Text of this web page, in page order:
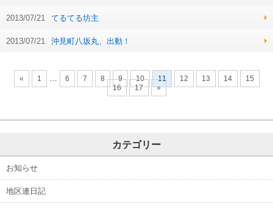
2013/07/21 てるてる坊主
2013/07/21 沖見町八坂丸、出動！
« 1 … 6 7 8 9 10 11 12 13 14
15
16
17 »
カテゴリー
お知らせ
地区連日記